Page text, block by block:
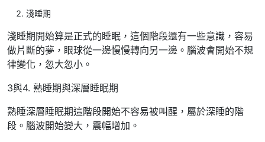
淺睡期
淺睡期開始算是正式的睡眠，這個階段還有一些意識，容易
做片斷的夢，眼球從一邊慢慢轉向另一邊。腦波會開始不規
律變化，忽大忽小。
3與4. 熟睡期與深層睡眠期
熟睡深層睡眠期這階段開始不容易被叫醒，屬於深睡的階
段。腦波開始變大，震幅增加。